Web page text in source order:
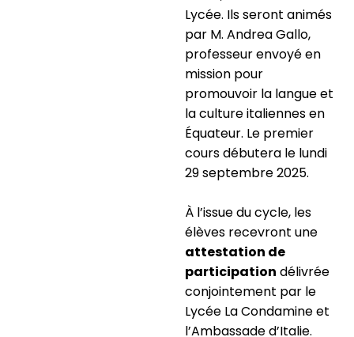
Lycée. Ils seront animés
par M. Andrea Gallo,
professeur envoyé en
mission pour
promouvoir la langue et
la culture italiennes en
Équateur. Le premier
cours débutera le lundi
29 septembre 2025.
À l’issue du cycle, les
élèves recevront une
attestation de
participation délivrée
conjointement par le
Lycée La Condamine et
l’Ambassade d’Italie.